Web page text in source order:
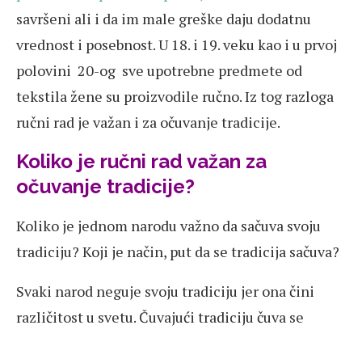
savršeni ali i da im male greške daju dodatnu
vrednost i posebnost. U 18. i 19. veku kao i u prvoj
polovini 20-og sve upotrebne predmete od
tekstila žene su proizvodile ručno. Iz tog razloga
ručni rad je važan i za očuvanje tradicije.
Koliko je ručni rad važan za
očuvanje tradicije?
Koliko je jednom narodu važno da sačuva svoju
tradiciju? Koji je način, put da se tradicija sačuva?
Svaki narod neguje svoju tradiciju jer ona čini
različitost u svetu. Čuvajući tradiciju čuva se